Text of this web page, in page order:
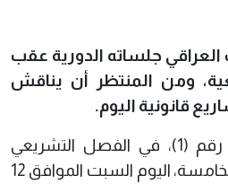
جلساته الدورية عقب
ومن المنتظر أن يناقش
قانونية اليوم.
ويعقد البرلمان الجلسة رقم (1)، في الفصل التشريعي
الأخير، بالدورة البرلمانية الخامسة، اليوم السبت الموافق 12